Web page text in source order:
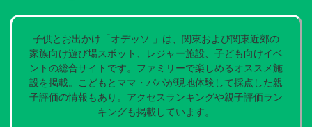
子供とお出かけ「オデッソ 」は、関東および関東近郊の
家族向け遊び場スポット、レジャー施設、子ども向けイベ
ントの総合サイトです。ファミリーで楽しめるオススメ施
設を掲載。こどもとママ・パパが現地体験して採点した親
子評価の情報もあり。アクセスランキングや親子評価ラン
キングも掲載しています。